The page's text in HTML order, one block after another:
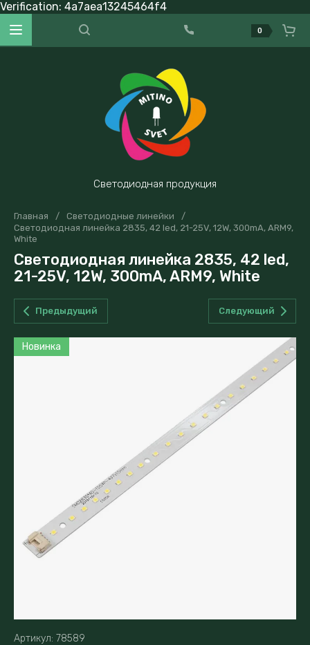
Verification: 4a7aea13245464f4
Светодиодная продукция
0
Главная / Светодиодные линейки
/
Светодиодная линейка 2835, 42 led, 21-25V, 12W, 300mA, ARM9,
White
Светодиодная линейка 2835, 42 led,
21-25V, 12W, 300mA, ARM9, White
Предыдущий Следующий
Новинка
Артикул: 78589